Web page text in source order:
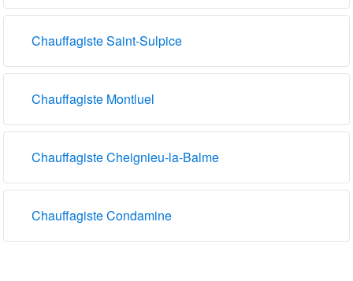
Chauffagiste Saint-Sulpice
Chauffagiste Montluel
Chauffagiste Cheignieu-la-Balme
Chauffagiste Condamine